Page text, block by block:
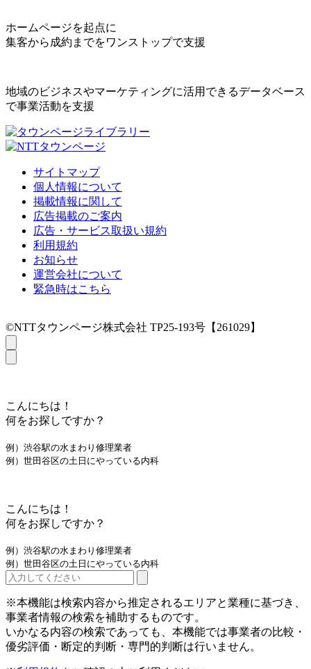
ホームページを起点に
集客から成約までをワンストップで支援
地域のビジネスやマーケティングに活用できるデータベース
で事業活動を支援
サイトマップ
個人情報について
掲載情報に関して
広告掲載のご案内
広告・サービス取扱い規約
利用規約
お知らせ
運営会社について
緊急時はこちら
©NTTタウンページ株式会社 TP25-193号【261029】
こんにちは！
何をお探しですか？
例）渋谷駅の水まわり修理業者
例）世田谷区の土日にやっている内科
こんにちは！
何をお探しですか？
例）渋谷駅の水まわり修理業者
例）世田谷区の土日にやっている内科
※本機能は検索内容から推定されるエリアと業種に基づき、
事業者情報の検索を補助するものです。
いかなる内容の検索であっても、本機能では事業者の比較・
優劣評価・断定的判断・専門的判断は行いません。